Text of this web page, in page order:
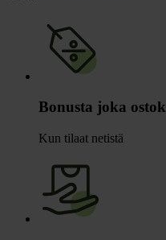
Bonusta joka
Kun tilaat netistä